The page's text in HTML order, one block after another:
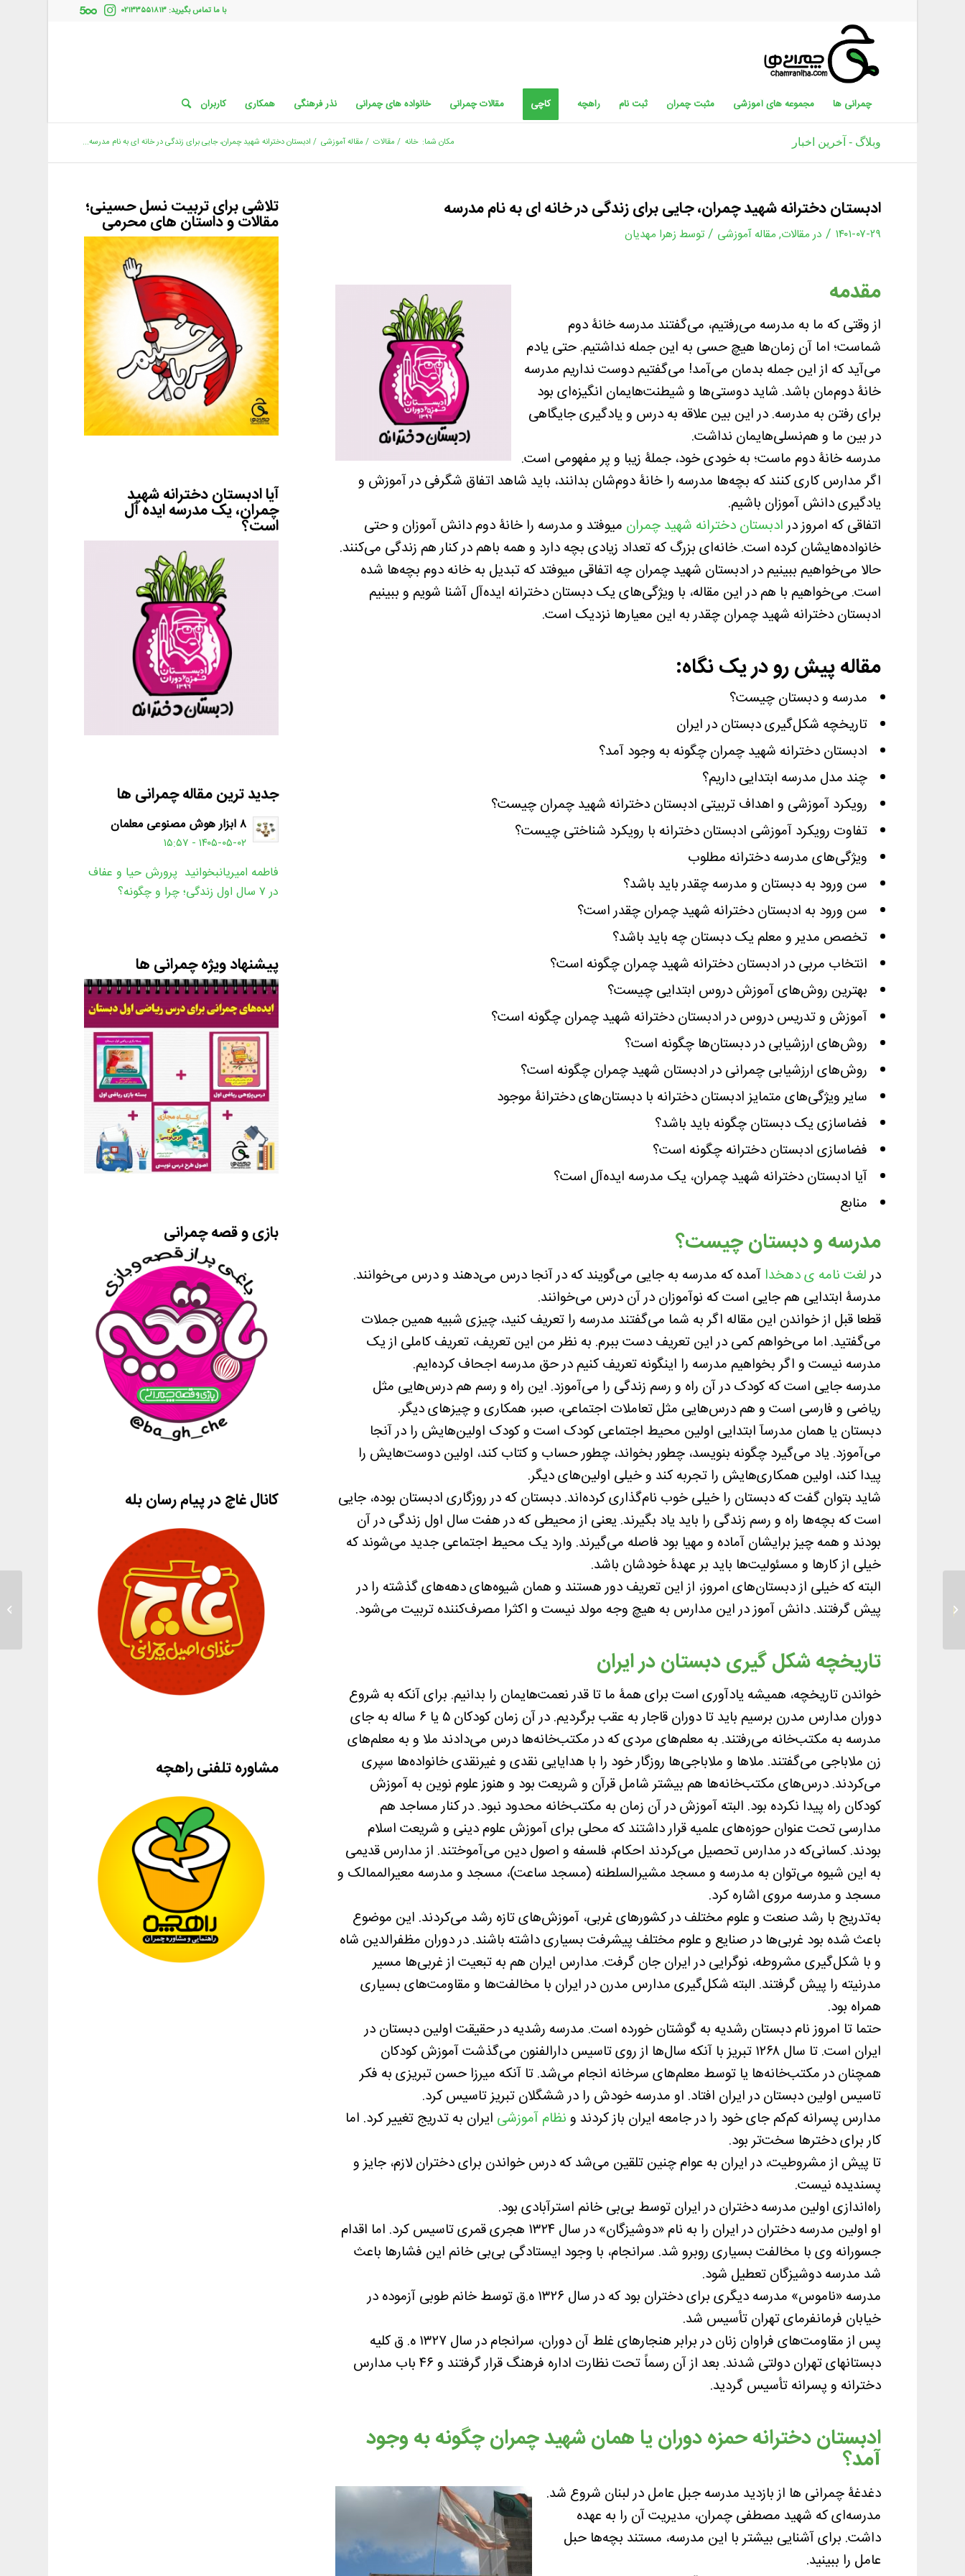
با ما تماس بگیرید: ۰۲۱۳۳۵۵۱۸۱۳
چمرانی ها مجموعه های آموزشی مثبت چمران ثبت نام راهچه کاچی مقالات چمرانی خانواده های چمرانی نذر فرهنگی همکاری کاربران
وبلاگ - آخرین اخبار مکان شما: خانه / مقالات / مقاله آموزشی / ادبستان دخترانه شهید چمران، جایی برای زندگی در خانه ای به نام مدرسه...
ادبستان دخترانه شهید چمران، جایی برای زندگی در خانه ای به نام مدرسه
۱۴۰۱-۰۷-۲۹ / درمقالات, مقاله آموزشی / توسط زهرا مهدیان
مقدمه
از وقتی که ما به مدرسه می‌رفتیم، می‌گفتند مدرسه خانۀ دوم
شماست؛ اما آن زمان‌ها هیچ حسی به این جمله نداشتیم. حتی یادم
می‌‎آید که از این جمله بدمان می‌آمد! می‌گفتیم دوست نداریم مدرسه
خانۀ دوم‌مان باشد. شاید دوستی‌ها و شیطنت‌هایمان انگیزه‌ای بود
برای رفتن به مدرسه. در این بین علاقه به درس و یادگیری جایگاهی
در بین ما و هم‌نسلی‌هایمان نداشت.
مدرسه خانۀ دوم ماست؛ به خودی خود، جملۀ زیبا و پر مفهومی است.
اگر مدارس کاری کنند که بچه‌ها مدرسه را خانۀ دوم‌شان بدانند، باید شاهد اتفاق شگرفی در آموزش و
یادگیری دانش آموزان باشیم.
اتفاقی که امروز درادبستان دخترانه شهید چمران میوفتد و مدرسه را خانۀ دوم دانش آموزان و حتی
خانواده‌هایشان کرده است. خانه‌ای بزرگ که تعداد زیادی بچه دارد و همه باهم در کنار هم زندگی می‌کنند.
حالا می‌خواهیم ببینیم در ادبستان شهید چمران چه اتفاقی میوفتد که تبدیل به خانه دوم بچه‌ها شده
است. می‌خواهیم با هم در این مقاله، با ویژگی‌های یک دبستان دخترانه ایده‌آل آشنا شویم و ببینیم
ادبستان دخترانه شهید چمران چقدر به این معیارها نزدیک است.
مقاله پیش رو در یک نگاه:
مدرسه و دبستان چیست؟
تاریخچه شکل‌گیری دبستان در ایران
ادبستان دخترانه شهید چمران چگونه به وجود آمد؟
چند مدل مدرسه ابتدایی داریم؟
رویکرد آموزشی و اهداف تربیتی ادبستان دخترانه شهید چمران چیست؟
تفاوت رویکرد آموزشی ادبستان دخترانه با رویکرد شناختی چیست؟
ویژگی‌های مدرسه دخترانه مطلوب
سن ورود به دبستان و مدرسه چقدر باید باشد؟
سن ورود به ادبستان دخترانه شهید چمران چقدر است؟
تخصص مدیر و معلم یک دبستان چه باید باشد؟
انتخاب مربی در ادبستان دخترانه شهید چمران چگونه است؟
بهترین روش‌های آموزش دروس ابتدایی چیست؟
آموزش و تدریس دروس در ادبستان دخترانه شهید چمران چگونه است؟
روش‌های ارزشیابی در دبستان‌ها چگونه است؟
روش‌های ارزشیابی چمرانی در ادبستان شهید چمران چگونه است؟
سایر ویژگی‌های متمایز ادبستان دخترانه با دبستان‌های دخترانۀ موجود
فضاسازی یک دبستان چگونه باید باشد؟
فضاسازی ادبستان دخترانه چگونه است؟
آیا ادبستان دخترانه شهید چمران، یک مدرسه ایده‌آل است؟
منابع
مدرسه و دبستان چیست؟
درلغت نامه ی دهخداآمده که مدرسه به جایی می‌گویند که در آنجا درس می‌دهند و درس می‌خوانند.
مدرسۀ ابتدایی هم جایی است که نوآموزان در آن درس می‌خوانند.
قطعا قبل از خواندن این مقاله اگر به شما می‌گفتند مدرسه را تعریف کنید، چیزی شبیه همین جملات
می‌گفتید. اما می‌خواهم کمی در این تعریف دست ببرم. به نظر من این تعریف، تعریف کاملی از یک
مدرسه نیست و اگر بخواهیم مدرسه را اینگونه تعریف کنیم در حق مدرسه اجحاف کرده‌ایم.
مدرسه جایی است که کودک در آن راه و رسم زندگی را می‌آموزد. این راه‌ و رسم هم درس‌هایی مثل
ریاضی و فارسی است و هم درس‌هایی مثل تعاملات اجتماعی، صبر، همکاری و چیزهای دیگر.
دبستان یا همان مدرسآ ابتدایی اولین محیط اجتماعی کودک است و کودک اولین‌هایش را در آنجا
می‌آموزد. یاد می‌گیرد چگونه بنویسد، چطور بخواند، چطور حساب و کتاب کند، اولین دوست‌هایش را
پیدا کند، اولین همکاری‌هایش را تجربه کند و خیلی اولین‌های دیگر.
شاید بتوان گفت که دبستان را خیلی خوب نام‌گذاری کرده‌اند. دبستان که در روزگاری ادبستان بوده، جایی
است که بچه‌ها راه و رسم زندگی را باید یاد بگیرند. یعنی از محیطی که در هفت سال اول زندگی در آن
بودند و همه چیز برایشان آماده و مهیا بود فاصله می‌گیرند. وارد یک محیط اجتماعی جدید می‌شوند که
خیلی از کارها و مسئولیت‌ها باید بر عهدۀ خودشان باشد.
البته که خیلی از دبستان‌های امروز، از این تعریف دور هستند و همان شیوه‌های دهه‌های گذشته را در
پیش گرفتند. دانش آموز در این مدارس به هیچ وجه مولد نیست و اکثرا مصرف‌کننده تربیت می‌شود.
تاریخچه شکل گیری دبستان در ایران
خواندن تاریخچه، همیشه یادآوری است برای همۀ ما تا قدر نعمت‌هایمان را بدانیم. برای آنکه به شروع
دوران مدارس مدرن برسیم باید تا دوران قاجار به عقب برگردیم. در آن زمان کودکان ۵ یا ۶ ساله به جای
مدرسه به مکتب‌خانه می‌رفتند. به معلم‌های مردی که در مکتب‌خانه‌ها درس می‌دادند ملا و به معلم‌های
زن ملاباجی می‌گفتند. ملاها و ملاباجی‌ها روزگار خود را با هدایایی نقدی و غیرنقدی خانواده‌ها سپری
می‌کردند. درس‌های مکتب‌خانه‌ها هم بیشتر شامل قرآن و شریعت بود و هنوز علوم نوین به آموزش
کودکان راه پیدا نکرده بود. البته آموزش در آن زمان به مکتب‌خانه محدود نبود. در کنار مساجد هم
مدارسی تحت عنوان حوزه‌های علمیه قرار داشتند که محلی برای آموزش علوم دینی و شریعت اسلام
بودند. کسانی‌که در مدارس تحصیل می‌کردند احکام، فلسفه و اصول دین می‌آموختند. از مدارس قدیمی
به این شیوه می‌توان به مدرسه و مسجد مشیرالسلطنه (مسجد ساعت)، مسجد و مدرسه معیرالممالک و
مسجد و مدرسه مروی اشاره کرد.
به‌تدریج با رشد صنعت و علوم مختلف در کشورهای غربی، آموزش‌های تازه رشد می‌کردند. این موضوع
باعث شده بود غربی‌ها در صنایع و علوم مختلف پیشرفت بسیاری داشته باشند. در دوران مظفرالدین شاه
و با شکل‌گیری مشروطه، نوگرایی در ایران جان گرفت. مدارس ایران هم به تبعیت از غربی‌ها مسیر
مدرنیته را پیش گرفتند. البته شکل‌گیری مدارس مدرن در ایران با مخالفت‌ها و مقاومت‌های بسیاری
همراه بود.
حتما تا امروز نام دبستان رشدیه به گوشتان خورده است. مدرسه رشدیه در حقیقت اولین دبستان در
ایران است. تا سال ۱۲۶۸ تبریز با آنکه سال‌ها از روی تاسیس دارالفنون می‌گذشت آموزش کودکان
همچنان در مکتب‌خانه‌ها یا توسط معلم‌های سرخانه انجام می‌شد. تا آنکه میرزا حسن تبریزی به فکر
تاسیس اولین دبستان در ایران افتاد. او مدرسه خودش را در ششگلان تبریز تاسیس کرد.
مدارس پسرانه کم‌کم جای خود را در جامعه ایران باز کردند ونظام آموزشی ایران به تدریج تغییر کرد. اما
کار برای دخترها سخت‌تر بود.
تا پیش از مشروطیت، در ایران به عوام چنین تلقین می‌شد که درس خواندن برای دختران لازم، جایز و
پسندیده نیست.
راه‌اندازی اولین مدرسه دختران در ایران توسط بی‌بی خانم استرآبادی بود.
او اولین مدرسه دختران در ایران را به نام «دوشیزگان» در سال ۱۳۲۴ هجری قمری تاسیس کرد. اما اقدام
جسورانه وی با مخالفت بسياری روبرو شد. سرانجام، با وجود ايستادگی بی‌بی خانم این فشارها باعث
شد مدرسه دوشيزگان تعطيل شود.
مدرسه «ناموس» مدرسه دیگری برای دختران بود که در سال ۱۳۲۶ ه.ق توسط خانم طوبی آزموده در
خيابان فرمانفرمای تهران تأسيس شد.
پس از مقاومت‌های فراوان زنان در برابر هنجارهای غلط آن دوران، سرانجام در سال ۱۳۲۷ ه. ق كليه
دبستانهای تهران دولتی شدند. بعد از آن رسماً تحت نظارت اداره فرهنگ قرار گرفتند و ۴۶ باب مدارس
دخترانه و پسرانه تأسيس گرديد.
ادبستان دخترانه حمزه دوران یا همان شهید چمران چگونه به وجود
آمد؟
دغدغۀ چمرانی ها از بازدید مدرسه جبل عامل در لبنان شروع شد.
مدرسه‌ای که شهید مصطفی چمران، مدیریت آن را به عهده
داشت. برای آشنایی بیشتر با این مدرسه، مستند بچه‌ها حبل
عامل را ببینید.
تلاشی برای تربیت نسل حسینی؛
مقالات و داستان های محرمی
آیا ادبستان دخترانه شهید
چمران، یک مدرسه ایده آل
است؟
جدید ترین مقاله چمرانی ها
۸ ابزار هوش مصنوعی معلمان
۱۴۰۵-۰۵-۰۲ - ۱۵:۵۷
فاطمه امیریانبخوانید پرورش حیا و عفاف
در ۷ سال اول زندگی؛ چرا و چگونه؟
پیشنهاد ویژه چمرانی ها
بازی و قصه چمرانی
کانال غاچ در پیام رسان بله
مشاوره تلفنی راهچه
ارزیابی ایده شبکه‌سازی به
عنوان راهبرد تحولی در
نظام تعلیم و تربیت